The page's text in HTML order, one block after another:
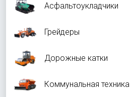
Асфальтоукладчики
Грейдеры
Дорожные катки
Коммунальная техника